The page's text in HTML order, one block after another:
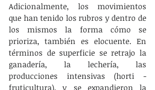
Adicionalmente, los movimientos
que han tenido los rubros y dentro de
los mismos la forma cómo se
prioriza, también es elocuente. En
términos de superficie se retrajo la
ganadería, la lechería, las
producciones intensivas (horti -
fruticultura), y se expandieron la